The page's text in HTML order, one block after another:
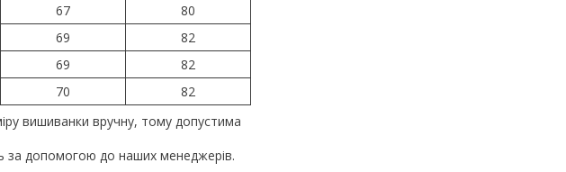
67
80
69
82
69
82
70
82
вишиванки вручну, тому допустима
за допомогою до наших менеджерів.